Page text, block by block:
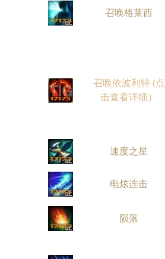
召唤格莱西
召唤依波利特 (点
击查看详细）
速度之星
电炫连击
陨落